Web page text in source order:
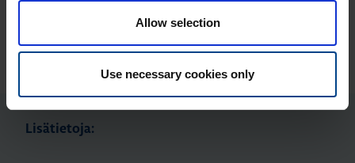
Allow selection
Use necessary cookies only
Lisätietoja: